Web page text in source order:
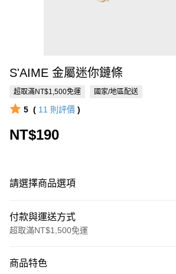
S'AIME 金屬迷你鏈條
超取滿NT$1,500免運 國家/地區配送
5 ( 11 則評價 )
NT$190
請選擇商品選項
付款與運送方式
超取滿NT$1,500免運
信用卡一次付款
商品特色